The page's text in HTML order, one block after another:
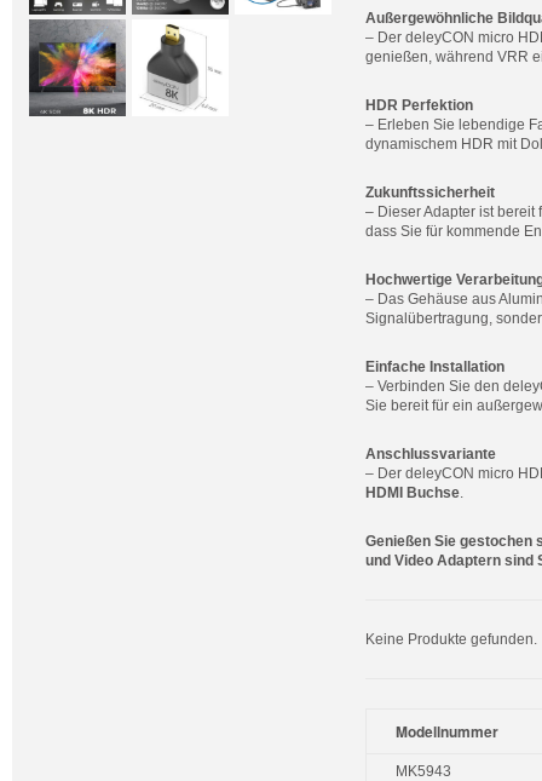
Außergewöhnliche
– Der deleyCON micro
genießen, während VRR
HDR Perfektion
– Erleben Sie lebendige
dynamischem HDR mit
Zukunftssicherheit
– Dieser Adapter ist bereit
dass Sie für kommende
Hochwertige
– Das Gehäuse aus
Signalübertragung,
Einfache Installation
– Verbinden Sie den
Sie bereit für ein
Anschlussvariante
– Der deleyCON micro
HDMI Buchse.
Genießen Sie gestochen
und Video Adaptern sind
Keine Produkte gefunden.
Modellnummer
MK5943